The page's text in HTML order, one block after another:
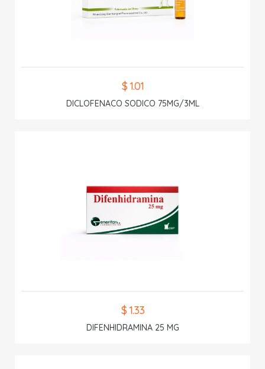
$ 1.01
DICLOFENACO SODICO 75MG/3ML
$ 1.33
DIFENHIDRAMINA 25 MG